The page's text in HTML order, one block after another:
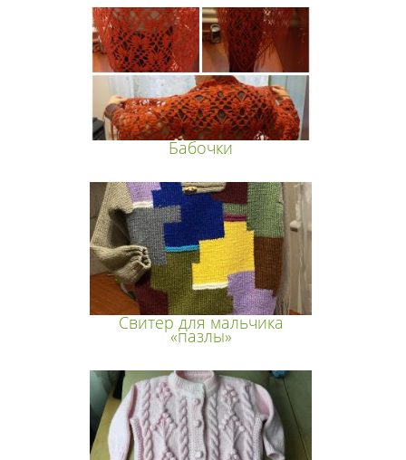
Бабочки
Свитер для мальчика
«пазлы»